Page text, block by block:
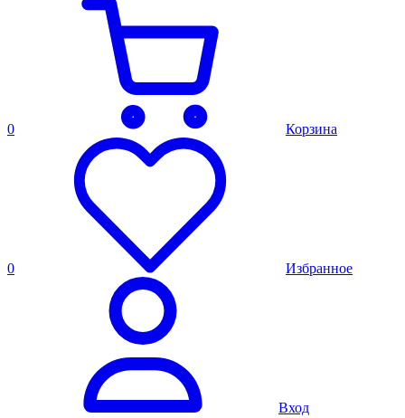
0 Корзина
0 Избранное
Вход